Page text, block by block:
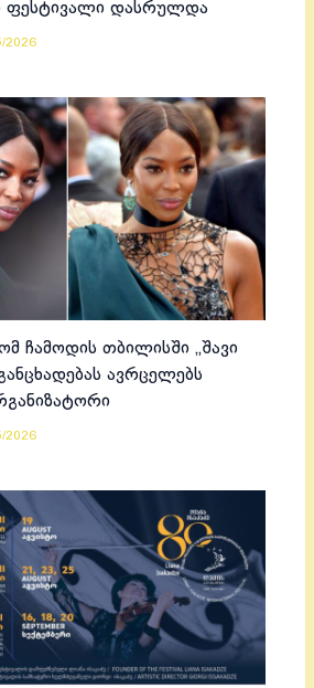
ფესტივალი დასრულდა
2026
ჩამოდის თბილისში „შავი
ავრცელებს
2026